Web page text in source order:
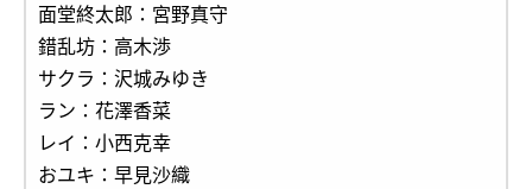
面堂終太郎：宮野真守
錯乱坊：高木渉
サクラ：沢城みゆき
ラン：花澤香菜
レイ：小西克幸
おユキ：早見沙織